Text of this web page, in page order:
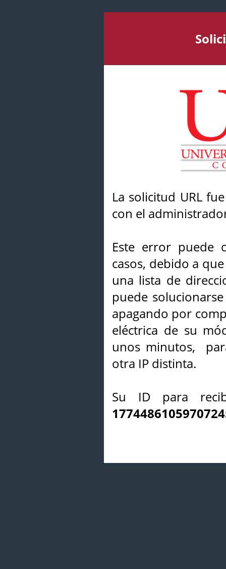
La solicitud URL
con el
Este error puede
casos, debido a
una lista de
puede
apagando por
eléctrica de su
unos minutos,
otra IP distinta.
Su ID para